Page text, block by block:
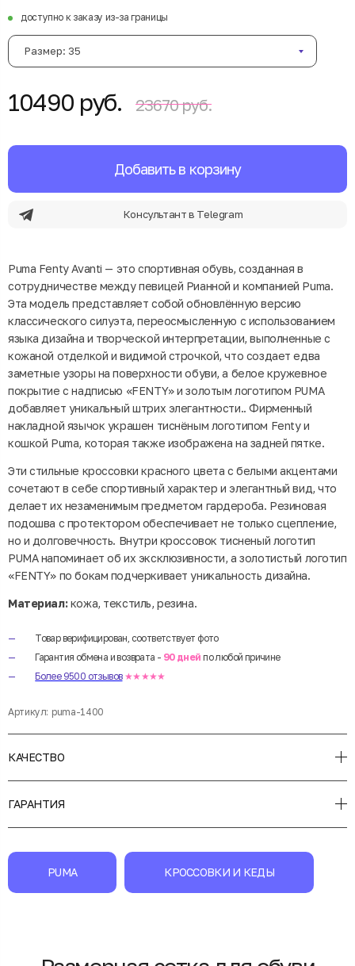
доступно к заказу из-за границы
Размер: 35
10490 руб. 23670 руб.
Добавить в корзину
Консультант в Telegram
Puma Fenty Avanti — это спортивная обувь, созданная в
сотрудничестве между певицей Рианной и компанией Puma.
Эта модель представляет собой обновлённую версию
классического силуэта, переосмысленную с использованием
языка дизайна и творческой интерпретации, выполненные с
кожаной отделкой и видимой строчкой, что создает едва
заметные узоры на поверхности обуви, а белое кружевное
покрытие с надписью «FENTY» и золотым логотипом PUMA
добавляет уникальный штрих элегантности.. Фирменный
накладной язычок украшен тиснёным логотипом Fenty и
кошкой Puma, которая также изображена на задней пятке.
Эти стильные кроссовки красного цвета с белыми акцентами
сочетают в себе спортивный характер и элегантный вид, что
делает их незаменимым предметом гардероба. Резиновая
подошва с протектором обеспечивает не только сцепление,
но и долговечность. Внутри кроссовок тисненый логотип
PUMA напоминает об их эксклюзивности, а золотистый логотип
«FENTY» по бокам подчеркивает уникальность дизайна.
Материал:кожа, текстиль, резина.
Товар верифицирован, соответствует фото
Гарантия обмена и возврата - 90 дней по любой причине
Более 9500 отзывов ★★★★★
Артикул: puma-1400
КАЧЕСТВО
ГАРАНТИЯ
PUMA КРОССОВКИ И КЕДЫ